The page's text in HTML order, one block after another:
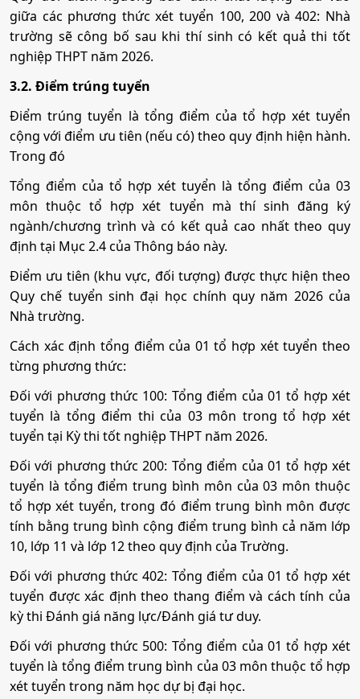
Mã ngành:7810103A
Tổ hợp:Q00
Quản trị khách sạn
Mã ngành:
Tổ hợp:Q00
Mã ngành:7380107
Tổ hợp:K00
Mã ngành: 7480201
Tổ hợp:
K00
Công tác xã hội
Mã ngành:7760101A
Tổ hợp:K00
Dịch vụ chăm sóc xã hội với người cao tuổi
Mã ngành:7760101B
Tổ hợp:K00
Quản trị dịch vụ du lịch và lữ hành
Mã ngành:7810103A
Tổ hợp:
Quản trị khách sạn
Mã ngành:7810103B
Tổ hợp:K00
Công tác xã hội
Mã ngành:
Dịch vụ chăm sóc xã hội với người cao tuổi
Mã ngành:
Quản trị dịch vụ du lịch và lữ hành
Mã ngành:
Quản trị khách sạn
Mã ngành:7810103B
Chỉ tiêu:70
• Phương thức xét tuyển:
BK
ĐGNL HN
• Tổ hợp: A01; D01; D09; X25; K00; Q00
9. Tâm lý học
•Mã ngành: 7310401A
•Chỉ tiêu:120
• Phương thức xét tuyển:
• Tổ hợp:C00; D01; D14; X74; K00; Q00
10. Tâm lý học học đường
•Mã ngành:7310401B
•Chỉ tiêu:90
• Phương thức xét tuyển:Ưu TiênĐT THPTHọc Bạ ĐGTD
BKĐGNL HN
• Tổ hợp:C00; D01; D14; X74; K00; Q00
11. Quản trị kinh doanh
•Mã ngành: 7340101A
• Chỉ tiêu:180
• Phương thức xét tuyển:
Ưu Tiên ĐT THPT
giữa các phương thức xét tuyển 100, 200 và 402: Nhà
trường sẽ công bố sau khi thí sinh có kết quả thi tốt
nghiệp THPT năm 2026.
3.2. Điểm trúng tuyển
Điểm trúng tuyển là tổng điểm của tổ hợp xét tuyển
cộng với điểm ưu tiên (nếu có) theo quy định hiện hành.
Trong đó
Tổng điểm của tổ hợp xét tuyển là tổng điểm của 03
môn thuộc tổ hợp xét tuyển mà thí sinh đăng ký
ngành/chương trình và có kết quả cao nhất theo quy
định tại Mục 2.4 của Thông báo này.
Điểm ưu tiên (khu vực, đối tượng) được thực hiện theo
Quy chế tuyển sinh đại học chính quy năm 2026 của
Nhà trường.
Cách xác định tổng điểm của 01 tổ hợp xét tuyển theo
từng phương thức:
Đối với phương thức 100: Tổng điểm của 01 tổ hợp xét
tuyển là tổng điểm thi của 03 môn trong tổ hợp xét
tuyển tại Kỳ thi tốt nghiệp THPT năm 2026.
Đối với phương thức 200: Tổng điểm của 01 tổ hợp xét
tuyển là tổng điểm trung bình môn của 03 môn thuộc
tổ hợp xét tuyển, trong đó điểm trung bình môn được
tính bằng trung bình cộng điểm trung bình cả năm lớp
10, lớp 11 và lớp 12 theo quy định của Trường.
Đối với phương thức 402: Tổng điểm của 01 tổ hợp xét
tuyển được xác định theo thang điểm và cách tính của
kỳ thi Đánh giá năng lực/Đánh giá tư duy.
Đối với phương thức 500: Tổng điểm của 01 tổ hợp xét
tuyển là tổng điểm trung bình của 03 môn thuộc tổ hợp
xét tuyển trong năm học dự bị đại học.